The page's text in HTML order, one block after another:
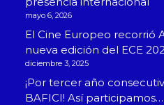
mayo 6, 2026
El Cine Europeo recorrió
nueva edición del ECE
diciembre 3, 2025
¡Por tercer año
BAFICI! Así participamos…